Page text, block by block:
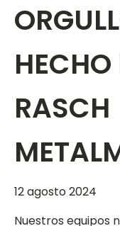
RASCH
12 agosto 2024
Nuestros equipos